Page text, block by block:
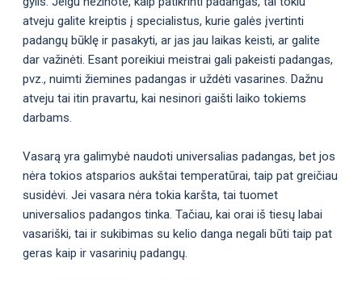
atveju galite kreiptis į specialistus, kurie galės įvertinti
padangų būklę ir pasakyti, ar jas jau laikas keisti, ar galite
dar važinėti. Esant poreikiui meistrai gali pakeisti padangas,
pvz., nuimti žiemines padangas ir uždėti vasarines. Dažnu
atveju tai itin pravartu, kai nesinori gaišti laiko tokiems
darbams.
Vasarą yra galimybė naudoti universalias padangas, bet jos
nėra tokios atsparios aukštai temperatūrai, taip pat greičiau
susidėvi. Jei vasara nėra tokia karšta, tai tuomet
universalios padangos tinka. Tačiau, kai orai iš tiesų labai
vasariški, tai ir sukibimas su kelio danga negali būti taip pat
geras kaip ir vasarinių padangų.